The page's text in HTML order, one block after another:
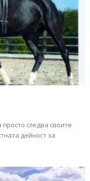
следва своите
дейност за